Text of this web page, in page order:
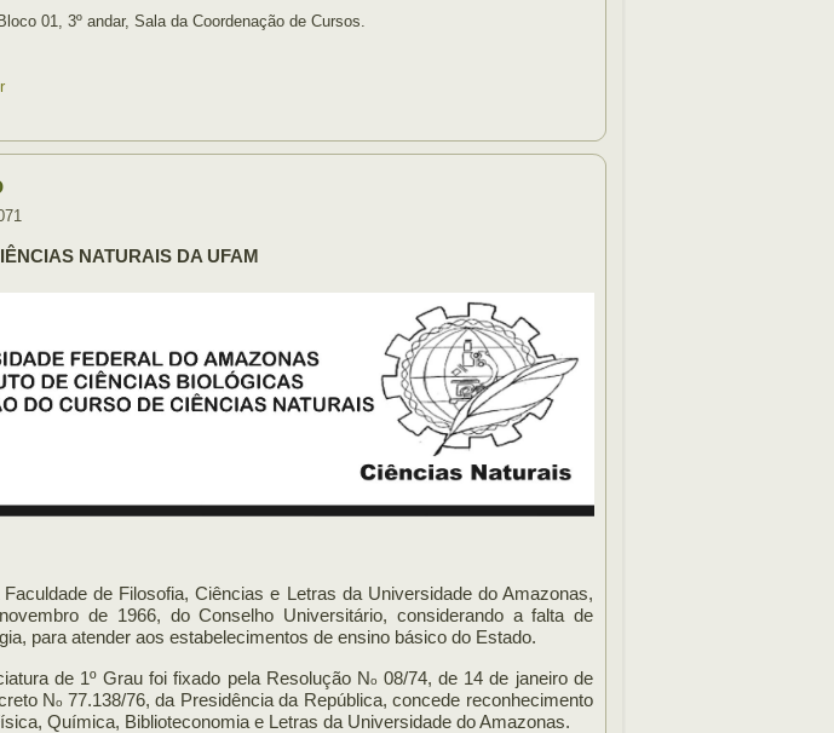
01, 3º andar, Sala da Coordenação de Cursos.
NATURAIS DA UFAM
de Filosofia, Ciências e Letras da Universidade do Amazonas,
de 1966, do Conselho Universitário, considerando a falta de
para atender aos estabelecimentos de ensino básico do Estado.
de 1º Grau foi fixado pela Resolução No 08/74, de 14 de janeiro de
No 77.138/76, da Presidência da República, concede reconhecimento
Química, Biblioteconomia e Letras da Universidade do Amazonas.